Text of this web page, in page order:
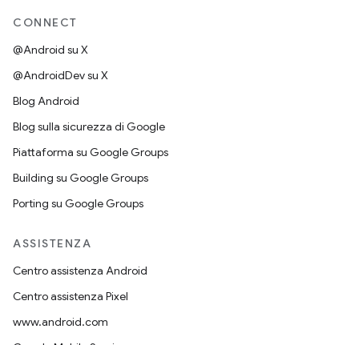
CONNECT
@Android su X
@AndroidDev su X
Blog Android
Blog sulla sicurezza di Google
Piattaforma su Google Groups
Building su Google Groups
Porting su Google Groups
ASSISTENZA
Centro assistenza Android
Centro assistenza Pixel
www.android.com